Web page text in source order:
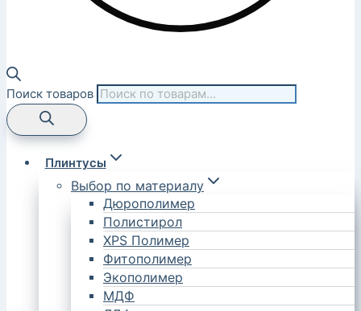
Поиск товаров
Плинтусы
Выбор по материалу
Дюрополимер
Полистирол
XPS Полимер
Фитополимер
Экополимер
МДФ